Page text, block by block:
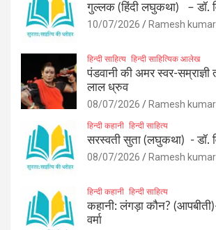
गुल्लक (हिंदी लघुकथा) – डॉ.
10/07/2026 Ramesh
हिन्दी साहित्य हिन्दी साहित्यिक आलेख
पंडवानी की अमर स्वर-
लाल ध्रुव
08/07/2026 Ramesh
हिन्दी कहानी हिन्दी साहित्य
सरस्वती सुता (लघुकथा) ​- डॉ.
08/07/2026 Ramesh
हिन्दी कहानी हिन्दी साहित्य
कहानी: लंगड़ा कौन?
वर्मा